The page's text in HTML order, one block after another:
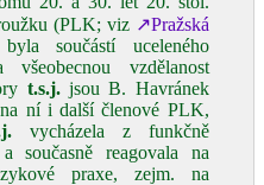
(PLK; viz ↗Pražská
součástí uceleného
všeobecnou vzdělanost
t.s.j.jsou B. Havránek
ní i další členové PLK,
vycházela z funkčně
současně reagovala na
praxe, zejm. na